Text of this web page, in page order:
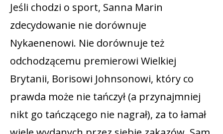
Jeśli chodzi o sport, Sanna Marin
zdecydowanie nie dorównuje
Nykaenenowi. Nie dorównuje też
odchodzącemu premierowi Wielkiej
Brytanii, Borisowi Johnsonowi, który co
prawda może nie tańczył (a przynajmniej
nikt go tańczącego nie nagrał), za to łamał